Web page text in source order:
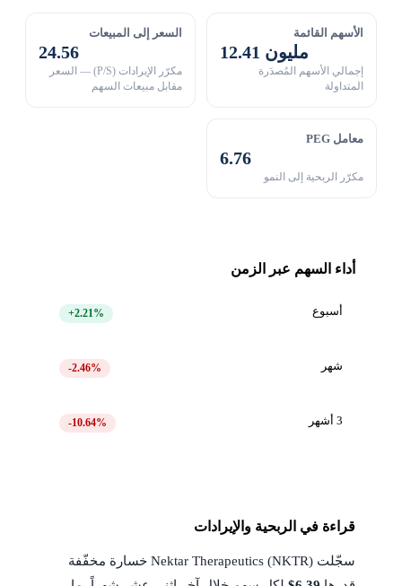
الأسهم القائمة
12.41 مليون
إجمالي الأسهم المُصدَرة
المتداولة
السعر إلى المبيعات
24.56
مكرّر الإيرادات (P/S) — السعر
مقابل مبيعات السهم
معامل PEG
6.76
مكرّر الربحية إلى النمو
أداء السهم عبر الزمن
أسبوع +2.21%
شهر -2.46%
3 أشهر -10.64%
قراءة في الربحية والإيرادات
سجّلت Nektar Therapeutics (NKTR) خسارة مخفّفة